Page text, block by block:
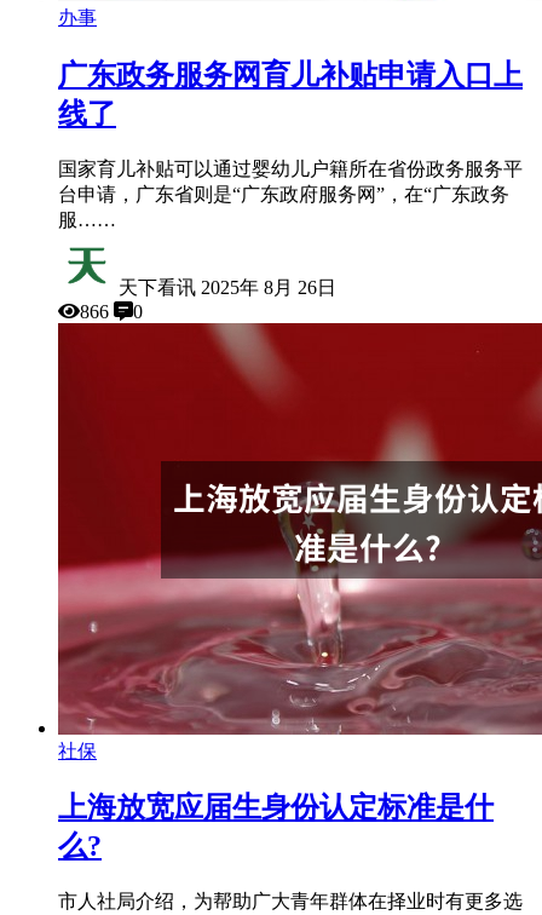
办事
广东政务服务网育儿补贴申请入口上
线了
国家育儿补贴可以通过婴幼儿户籍所在省份政务服务平
台申请，广东省则是“广东政府服务网”，在“广东政务
服……
天下看讯 2025年 8月 26日
866
0
社保
上海放宽应届生身份认定标准是什
么?
市人社局介绍，为帮助广大青年群体在择业时有更多选